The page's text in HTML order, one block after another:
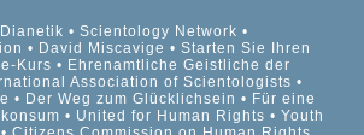
Dianetik
Scientology Network
David Miscavige
Starten Sie Ihren
Kurs
Ehrenamtliche Geistliche der
Association of Scientologists
Der Weg zum Glücklichsein
Für eine
United for Human Rights
Youth